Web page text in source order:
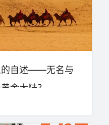
的自述——无名与
金大陆？